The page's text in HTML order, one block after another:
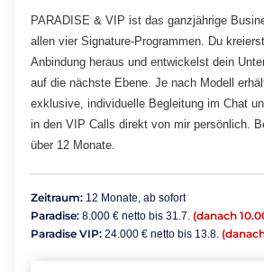
PARADISE & VIP ist das ganzjährige
allen vier Signature-Programmen. Du
Anbindung heraus und entwickelst dein
auf die nächste Ebene. Je nach Modell
exklusive, individuelle Begleitung im Chat
in den VIP Calls direkt von mir persönlich.
über 12 Monate.
Zeitraum: 12 Monate, ab sofort
Paradise: 8.000 € netto bis 31.7. (danach
Paradise VIP: 24.000 € netto bis 13.8.